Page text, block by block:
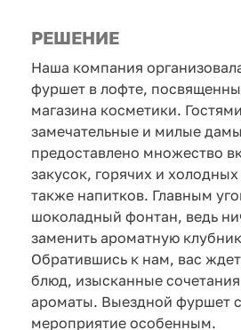
РЕШЕНИЕ
Наша компания
фуршет в лофте,
магазина косметики.
замечательные и милые
предоставлено множество
закусок, горячих и
также напитков. Главным
шоколадный фонтан, ведь
заменить ароматную
Обратившись к нам, вас
блюд, изысканные
ароматы. Выездной фуршет
мероприятие особенным.